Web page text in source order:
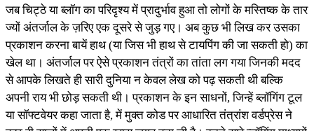
जब चिट्ठे या ब्लॉग का परिदृश्य में प्रादुर्भाव हुआ तो लोगों के मस्तिष्क के तार
ज्यों अंतर्जाल के ज़रिए एक दूसरे से जुड़ गए। अब कुछ भी लिख कर उसका
प्रकाशन करना बायें हाथ (या जिस भी हाथ से टायपिंग की जा सकती हो) का
खेल था। अंतर्जाल पर ऐसे प्रकाशन तंत्रों का तांता लग गया जिनकी मदद
से आपके लिखते ही सारी दुनिया न केवल लेख को पढ़ सकती थी बल्कि
अपनी राय भी छोड़ सकती थी। प्रकाशन के इन साधनों, जिन्हें ब्लॉगिंग टूल
या सॉफ्टवेयर कहा जाता है, में मुक्त कोड पर आधारित तंत्रांश वर्डप्रेस ने